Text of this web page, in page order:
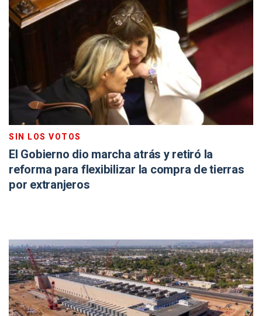
SIN LOS VOTOS
El Gobierno dio marcha atrás y retiró la
reforma para flexibilizar la compra de tierras
por extranjeros